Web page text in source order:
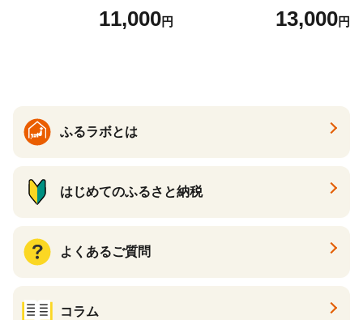
ーズケーキ 人気スイーツ お
すすめスイーツ 神戸スイー
11,000円
場】 ns025-014-12 【デザー
ト 詰め合わせ ギフト】
13,000円
ふるラボとは
はじめてのふるさと納税
よくあるご質問
コラム